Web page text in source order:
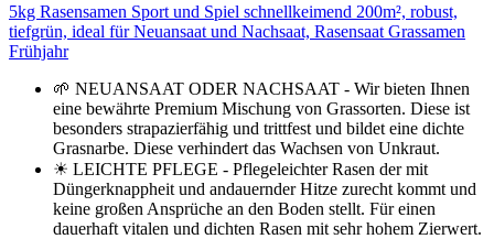
5kg Rasensamen Sport und Spiel schnellkeimend 200m², robust,
tiefgrün, ideal für Neuansaat und Nachsaat, Rasensaat Grassamen
Frühjahr
🌱 NEUANSAAT ODER NACHSAAT - Wir bieten Ihnen
eine bewährte Premium Mischung von Grassorten. Diese ist
besonders strapazierfähig und trittfest und bildet eine dichte
Grasnarbe. Diese verhindert das Wachsen von Unkraut.
☀ LEICHTE PFLEGE - Pflegeleichter Rasen der mit
Düngerknappheit und andauernder Hitze zurecht kommt und
keine großen Ansprüche an den Boden stellt. Für einen
dauerhaft vitalen und dichten Rasen mit sehr hohem Zierwert.